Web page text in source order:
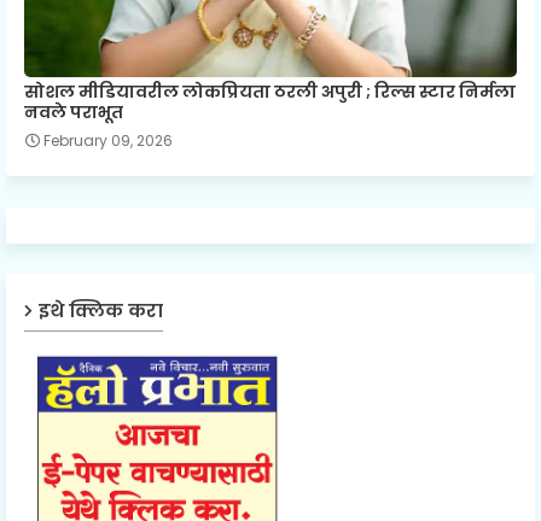
सोशल मीडियावरील लोकप्रियता ठरली अपुरी ; रिल्स स्टार निर्मला
नवले पराभूत
February 09, 2026
इथे क्लिक करा